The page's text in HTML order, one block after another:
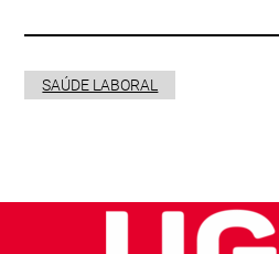
SAÚDE LABORAL